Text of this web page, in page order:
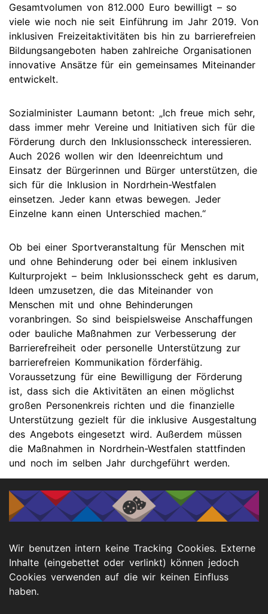
Gesamtvolumen von 812.000 Euro bewilligt – so
viele wie noch nie seit Einführung im Jahr 2019. Von
inklusiven Freizeitaktivitäten bis hin zu barrierefreien
Bildungsangeboten haben zahlreiche Organisationen
innovative Ansätze für ein gemeinsames Miteinander
entwickelt.
Sozialminister Laumann betont: „Ich freue mich sehr,
dass immer mehr Vereine und Initiativen sich für die
Förderung durch den Inklusionsscheck interessieren.
Auch 2026 wollen wir den Ideenreichtum und
Einsatz der Bürgerinnen und Bürger unterstützen, die
sich für die Inklusion in Nordrhein-Westfalen
einsetzen. Jeder kann etwas bewegen. Jeder
Einzelne kann einen Unterschied machen.“
Ob bei einer Sportveranstaltung für Menschen mit
und ohne Behinderung oder bei einem inklusiven
Kulturprojekt – beim Inklusionsscheck geht es darum,
Ideen umzusetzen, die das Miteinander von
Menschen mit und ohne Behinderungen
voranbringen. So sind beispielsweise Anschaffungen
oder bauliche Maßnahmen zur Verbesserung der
Barrierefreiheit oder personelle Unterstützung zur
barrierefreien Kommunikation förderfähig.
Voraussetzung für eine Bewilligung der Förderung
ist, dass sich die Aktivitäten an einen möglichst
großen Personenkreis richten und die finanzielle
Unterstützung gezielt für die inklusive Ausgestaltung
des Angebots eingesetzt wird. Außerdem müssen
die Maßnahmen in Nordrhein-Westfalen stattfinden
und noch im selben Jahr durchgeführt werden.
Der Inklusionsscheck kann ab sofort in einem
unkomplizierten Verfahren über die Internet-
Seitewww.inklusionsscheck.nrw.de
beantragt
das Programm zu finden.
(Quelle: MAGS NRW)
Wir benutzen intern keine Tracking Cookies. Externe
Inhalte (eingebettet oder verlinkt) können jedoch
Cookies verwenden auf die wir keinen Einfluss
haben.